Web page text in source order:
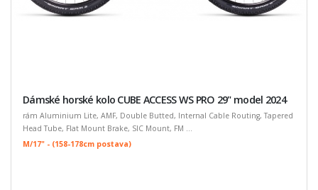
Dámské horské kolo CUBE ACCESS WS PRO 29" model 2024
rám Aluminium Lite, AMF, Double Butted, Internal Cable Routing, Tapered
Head Tube, Flat Mount Brake, SIC Mount, FM ...
M/17" - (158-178cm postava)